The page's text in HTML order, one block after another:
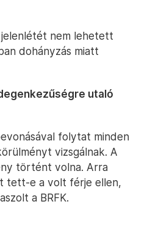
nem lehetett
dohányzás miatt
utaló
folytat minden
vizsgálnak. A
történt volna. Arra
tett-e a volt férje ellen,
a BRFK.